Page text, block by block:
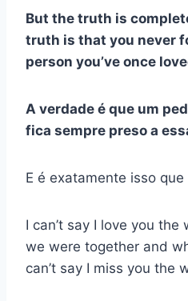
But the truth is
truth is that you never
person you’ve once
A verdade é que um
fica sempre preso a
E é exatamente isso
I can’t say I love you
we were together and
can’t say I miss you the